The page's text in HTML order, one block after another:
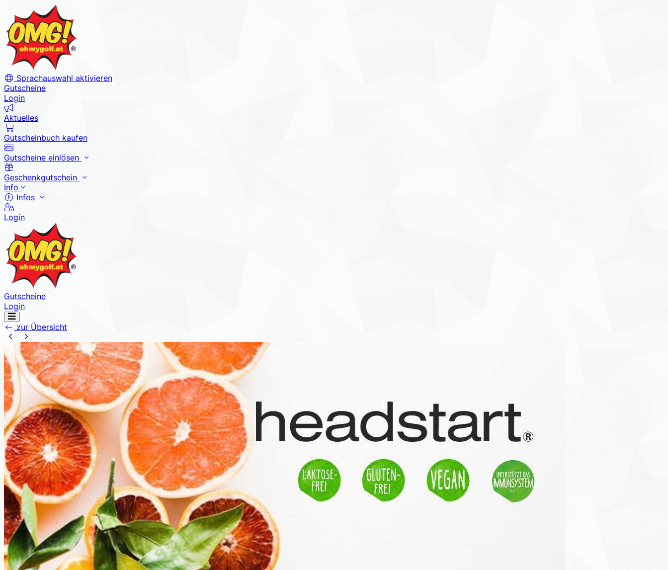
Sprachauswahl aktivieren
Gutscheine
Login
Aktuelles
Gutscheinbuch kaufen
Gutscheine einlösen
Geschenkgutschein
Info
Infos
Login
Gutscheine
Login
Navigation
öffnenzur Übersicht